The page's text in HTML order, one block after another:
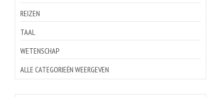
REIZEN
TAAL
WETENSCHAP
ALLE CATEGORIEËN WEERGEVEN